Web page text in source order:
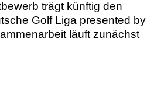
trägt künftig den
Golf Liga presented by
läuft zunächst